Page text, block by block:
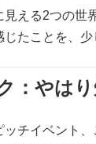
見える2つの世
たことを、
：やは
ッチイベント